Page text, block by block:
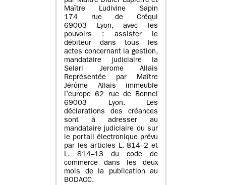
Maître Ludivine Sapin
174 rue de Créqui
69003 Lyon, avec les
pouvoirs : assister le
débiteur dans tous les
actes concernant la gestion,
mandataire judiciaire la
Selarl Jerome Allais
Représentée par Maître
Jérôme Allais immeuble
l’europe 62 rue de Bonnel
69003 Lyon. Les
déclarations des créances
sont à adresser au
mandataire judiciaire ou sur
le portail électronique prévu
par les articles L. 814–2 et
L. 814–13 du code de
commerce dans les deux
mois de la publication au
BODACC.